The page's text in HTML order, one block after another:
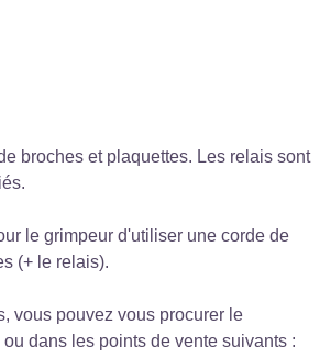
broches et plaquettes. Les relais sont
le grimpeur d'utiliser une corde de
(+ le relais).
vous pouvez vous procurer le
ou dans les points de vente suivants :